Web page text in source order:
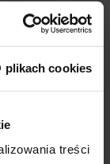
plikach cookies
treści
MODERN